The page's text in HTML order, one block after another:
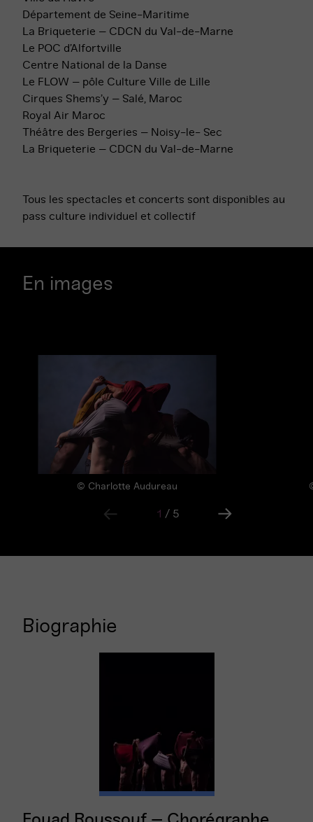
Département de Seine-Maritime
La Briqueterie – CDCN du Val-de-Marne
Le POC d’Alfortville
Centre National de la Danse
Le FLOW – pôle Culture Ville de Lille
Cirques Shems’y – Salé, Maroc
Royal Air Maroc
Théâtre des Bergeries – Noisy-le- Sec
La Briqueterie – CDCN du Val-de-Marne
Tous les spectacles et concerts sont disponibles au
pass culture individuel et collectif
En images
© Charlotte Audureau
1 / 5
Biographie